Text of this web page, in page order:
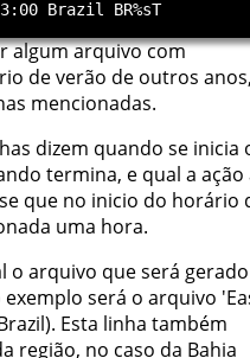
algum arquivo com
de verão de outros
mencionadas.
dizem quando se inicia
termina, e qual a ação
que no inicio do horário
uma hora.
o arquivo que será gerado
será o arquivo
Esta linha também
região, no caso da Bahia